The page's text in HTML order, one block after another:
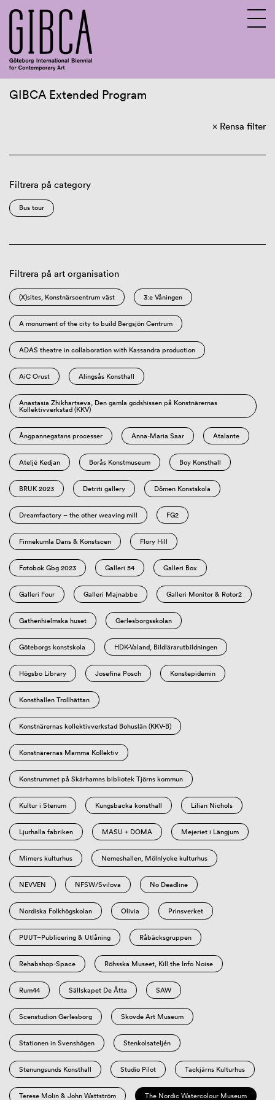
Extended program
GIBCA Extended Program
Rensa filter
Filtrera på category
Bus tour
Filtrera på art organisation
(X)sites, Konstnärscentrum väst 3:e Våningen
A monument of the city to build Bergsjön Centrum
ADAS theatre in collaboration with Kassandra production
AiC Orust Alingsås Konsthall
Anastasia Zhikhartseva, Den gamla godshissen på Konstnärernas
Kollektivverkstad (KKV)
Ångpannegatans processer Anna-Maria Saar Atalante
Ateljé Kedjan Borås Konstmuseum Boy Konsthall
BRUK 2023 Detriti gallery Dômen Konstskola
Dreamfactory – the other weaving mill FG2
Finnekumla Dans & Konstscen Flory Hill
Fotobok Gbg 2023 Galleri 54 Galleri Box
Galleri Four Galleri Majnabbe Galleri Monitor & Rotor2
Gathenhielmska huset Gerlesborgsskolan
Göteborgs konstskola HDK-Valand, Bildlärarutbildningen
Högsbo Library Josefina Posch Konstepidemin
Konsthallen Trollhättan
Konstnärernas kollektivverkstad Bohuslän (KKV-B)
Konstnärernas Mamma Kollektiv
Konstrummet på Skärhamns bibliotek Tjörns kommun
Kultur i Stenum Kungsbacka konsthall Lilian Nichols
Ljurhalla fabriken MASU + DOMA Mejeriet i Längjum
Mimers kulturhus Nemeshallen, Mölnlycke kulturhus
NEVVEN NFSW/Svilova No Deadline
Nordiska Folkhögskolan Olivia Prinsverket
PUUT–Publicering & Utlåning Råbäcksgruppen
Rehabshop-Space Röhsska Museet, Kill the Info Noise
Rum44 Sällskapet De Åtta SAW
Scenstudion Gerlesborg Skovde Art Museum
Stationen in Svenshögen Stenkolsateljén
Stenungsunds Konsthall Studio Pilot Tackjärns Kulturhus
Terese Molin & John Wattström The Nordic Watercolour Museum